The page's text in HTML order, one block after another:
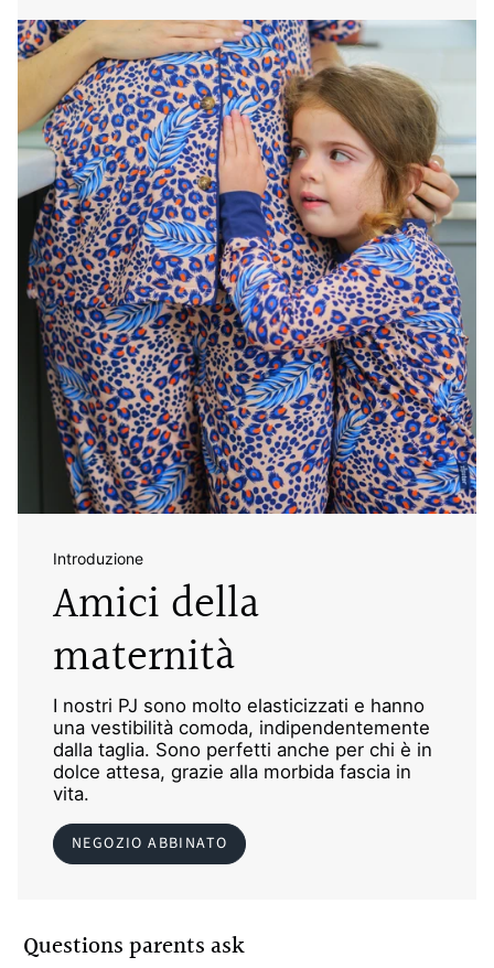
Introduzione
Amici della
maternità
I nostri PJ sono molto elasticizzati e hanno
una vestibilità comoda, indipendentemente
dalla taglia. Sono perfetti anche per chi è in
dolce attesa, grazie alla morbida fascia in
vita.
NEGOZIO ABBINATO
Questions parents ask